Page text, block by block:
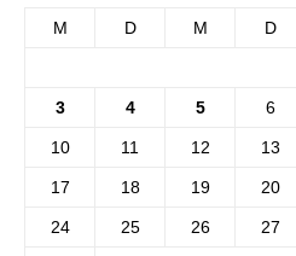
M D M D
3 4 5 6
10 11 12 13
17 18 19 20
24 25 26 27